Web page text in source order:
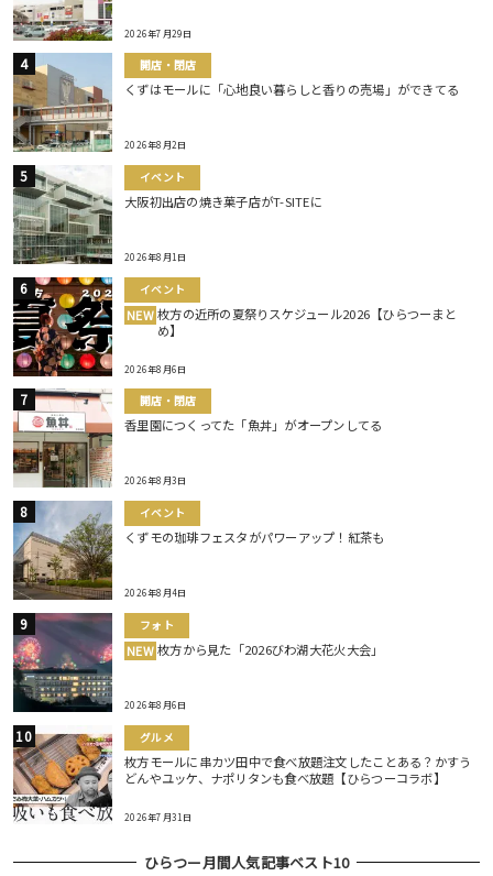
2026年7月29日
開店・閉店
くずはモールに「心地良い暮らしと香りの売場」ができてる
2026年8月2日
イベント
大阪初出店の焼き菓子店がT-SITEに
2026年8月1日
イベント
NEW 枚方の近所の夏祭りスケジュール2026【ひらつーまと
め】
2026年8月6日
開店・閉店
香里園につくってた「魚丼」がオープンしてる
2026年8月3日
イベント
くずモの珈琲フェスタがパワーアップ！紅茶も
2026年8月4日
フォト
NEW 枚方から見た「2026びわ湖大花火大会」
2026年8月6日
グルメ
枚方モールに串カツ田中で食べ放題注文したことある？かすう
どんやユッケ、ナポリタンも食べ放題【ひらつーコラボ】
2026年7月31日
ひらつー月間人気記事ベスト10